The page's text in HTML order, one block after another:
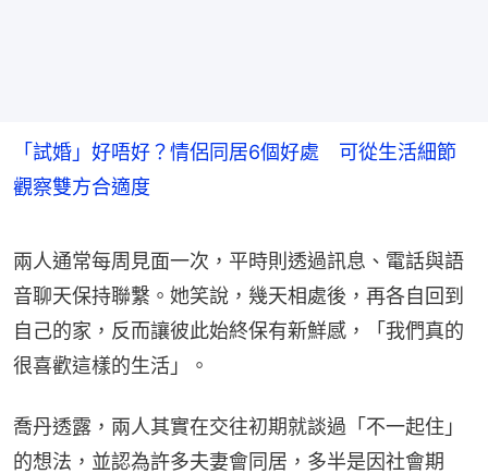
「試婚」好唔好？情侶同居6個好處 可從生活細節
觀察雙方合適度
兩人通常每周見面一次，平時則透過訊息、電話與語
音聊天保持聯繫。她笑說，幾天相處後，再各自回到
自己的家，反而讓彼此始終保有新鮮感，「我們真的
很喜歡這樣的生活」。
喬丹透露，兩人其實在交往初期就談過「不一起住」
的想法，並認為許多夫妻會同居，多半是因社會期